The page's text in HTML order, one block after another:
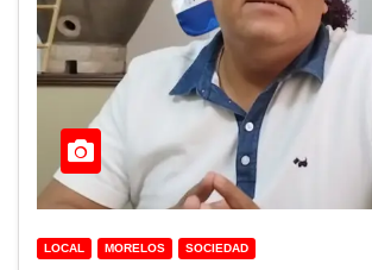
LOCAL MORELOS SOCIEDAD